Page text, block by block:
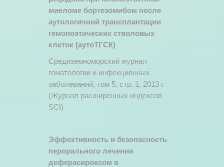
миеломе бортезомибом после
аутологичной трансплантации
гемопоэтических стволовых
клеток (аутоТГСК)
Средиземноморский журнал
гематологии и инфекционных
заболеваний, том 5, стр. 1, 2013 г.
(Журнал расширенных индексов
SCI)
Эффективность и безопасность
перорального лечения
деферасироксом в